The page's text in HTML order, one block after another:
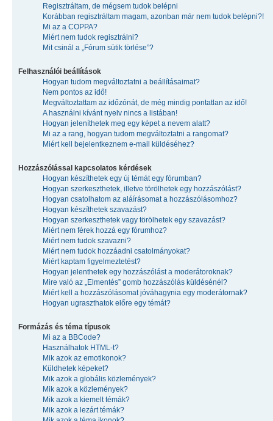
Regisztráltam, de mégsem tudok belépni
Korábban regisztráltam magam, azonban már nem tudok belépni?!
Mi az a COPPA?
Miért nem tudok regisztrálni?
Mit csinál a „Fórum sütik törlése”?
Felhasználói beállítások
Hogyan tudom megváltoztatni a beállításaimat?
Nem pontos az idő!
Megváltoztattam az időzónát, de még mindig pontatlan az idő!
A használni kívánt nyelv nincs a listában!
Hogyan jeleníthetek meg egy képet a nevem alatt?
Mi az a rang, hogyan tudom megváltoztatni a rangomat?
Miért kell bejelentkeznem e-mail küldéséhez?
Hozzászólással kapcsolatos kérdések
Hogyan készíthetek egy új témát egy fórumban?
Hogyan szerkeszthetek, illetve törölhetek egy hozzászólást?
Hogyan csatolhatom az aláírásomat a hozzászólásomhoz?
Hogyan készíthetek szavazást?
Hogyan szerkeszthetek vagy törölhetek egy szavazást?
Miért nem férek hozzá egy fórumhoz?
Miért nem tudok szavazni?
Miért nem tudok hozzáadni csatolmányokat?
Miért kaptam figyelmeztetést?
Hogyan jelenthetek egy hozzászólást a moderátoroknak?
Mire való az „Elmentés” gomb hozzászólás küldésénél?
Miért kell a hozzászólásomat jóváhagynia egy moderátornak?
Hogyan ugraszthatok előre egy témát?
Formázás és téma típusok
Mi az a BBCode?
Használhatok HTML-t?
Mik azok az emotikonok?
Küldhetek képeket?
Mik azok a globális közlemények?
Mik azok a közlemények?
Mik azok a kiemelt témák?
Mik azok a lezárt témák?